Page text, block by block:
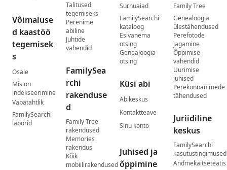
Võimaluse
d kaastöö
tegemisek
s
Osale
Mis on
indekseerimine
Vabatahtlik
FamilySearchi
laborid
Talitused
tegemiseks
Perenime
abiline
Juhtide
vahendid
FamilySea
rchi
rakenduse
d
Family Tree
rakendused
Memories
rakendus
Kõik
mobiilirakendused
Surnuaiad
FamilySearchi
kataloog
Esivanema
otsing
Genealoogia
otsing
Küsi abi
Abikeskus
Kontaktteave
Sinu konto
Juhised ja
õppimine
Family Tree
Genealoogia
ülestähendused
Perefotode
jagamine
Õppimise
vahendid
Uurimise
juhised
Perekonnanimede
tähendused
Juriidiline
keskus
FamilySearchi
kasutustingimused
Andmekaitseteatis